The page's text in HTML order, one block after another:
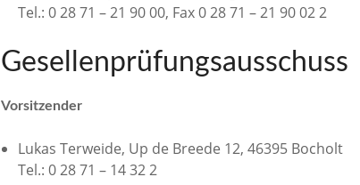
Tel.: 0 28 71 – 21 90 00, Fax 0 28 71 – 21 90 02 2
Gesellenprüfungsausschuss
Vorsitzender
Lukas Terweide, Up de Breede 12, 46395 Bocholt
Tel.: 0 28 71 – 14 32 2